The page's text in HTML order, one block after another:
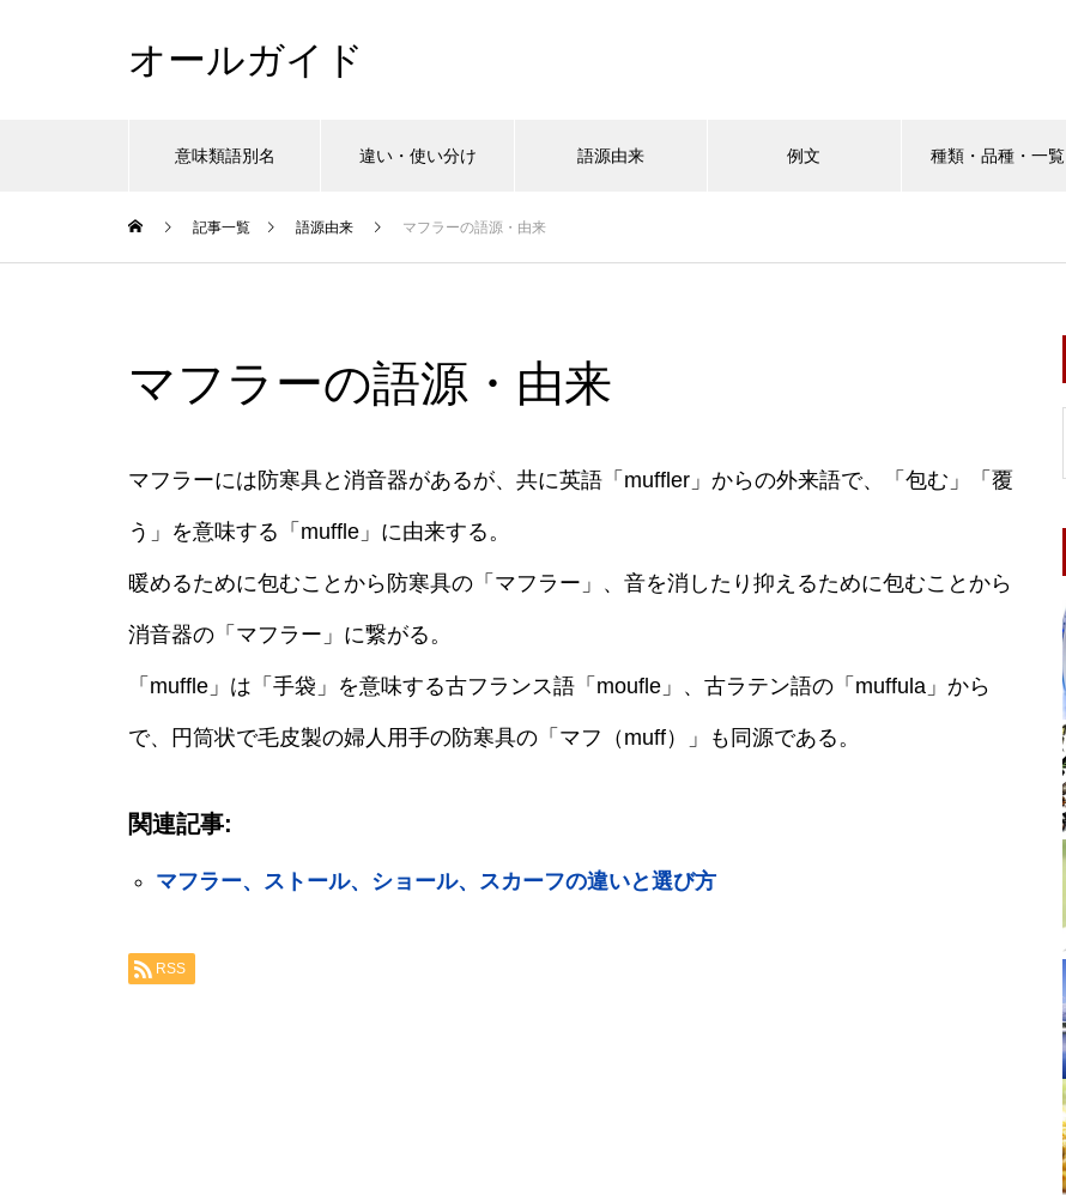
オールガイド
意味類語別名 違い・使い分け 語源由来 例文 種類・品種・一覧
記事一覧 語源由来 マフラーの語源・由来
マフラーの語源・由来
マフラーには防寒具と消音器があるが、共に英語「muffler」からの外来語で、「包む」「覆
う」を意味する「muffle」に由来する。
暖めるために包むことから防寒具の「マフラー」、音を消したり抑えるために包むことから
消音器の「マフラー」に繋がる。
「muffle」は「手袋」を意味する古フランス語「moufle」、古ラテン語の「muffula」から
で、円筒状で毛皮製の婦人用手の防寒具の「マフ（muff）」も同源である。
関連記事:
マフラー、ストール、ショール、スカーフの違いと選び方
RSS